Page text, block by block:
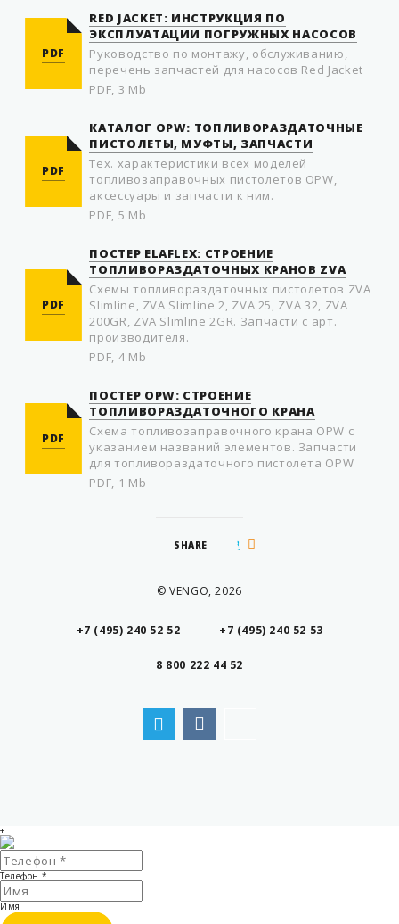
PDF
RED JACKET: ИНСТРУКЦИЯ ПО
ЭКСПЛУАТАЦИИ ПОГРУЖНЫХ НАСОСОВ
Руководство по монтажу, обслуживанию,
перечень запчастей для насосов Red Jacket
PDF, 3 Mb
PDF
КАТАЛОГ OPW: ТОПЛИВОРАЗДАТОЧНЫЕ
ПИСТОЛЕТЫ, МУФТЫ, ЗАПЧАСТИ
Тех. характеристики всех моделей
топливозаправочных пистолетов OPW,
аксессуары и запчасти к ним.
PDF, 5 Mb
PDF
ПОСТЕР ELAFLEX: СТРОЕНИЕ
ТОПЛИВОРАЗДАТОЧНЫХ КРАНОВ ZVA
Схемы топливораздаточных пистолетов ZVA
Slimline, ZVA Slimline 2, ZVA 25, ZVA 32, ZVA
200GR, ZVA Slimline 2GR. Запчасти с арт.
производителя.
PDF, 4 Mb
PDF
ПОСТЕР OPW: СТРОЕНИЕ
ТОПЛИВОРАЗДАТОЧНОГО КРАНА
Схема топливозаправочного крана OPW с
указанием названий элементов. Запчасти
для топливораздаточного пистолета OPW
PDF, 1 Mb
SHARE
© VENGO, 2026
+7 (495) 240 52 52 +7 (495) 240 52 53
8 800 222 44 52
+
Телефон *
Имя